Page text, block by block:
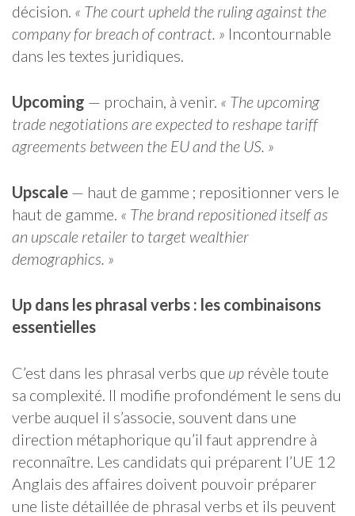
décision. « The court upheld the ruling against the
company for breach of contract. » Incontournable
dans les textes juridiques.
Upcoming — prochain, à venir. « The upcoming
trade negotiations are expected to reshape tariff
agreements between the EU and the US. »
Upscale — haut de gamme ; repositionner vers le
haut de gamme. « The brand repositioned itself as
an upscale retailer to target wealthier
demographics. »
Up dans les phrasal verbs : les combinaisons
essentielles
C’est dans les phrasal verbs que up révèle toute
sa complexité. Il modifie profondément le sens du
verbe auquel il s’associe, souvent dans une
direction métaphorique qu’il faut apprendre à
reconnaître. Les candidats qui préparent l’UE 12
Anglais des affaires doivent pouvoir préparer
une liste détaillée de phrasal verbs et ils peuvent